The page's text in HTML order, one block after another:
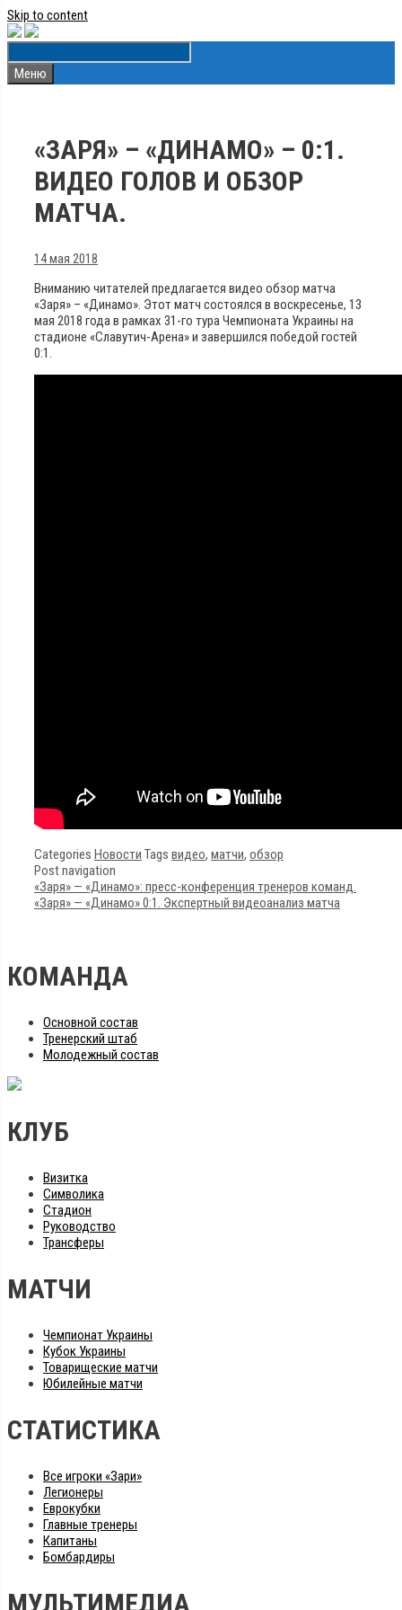
Skip to content
Меню
«ЗАРЯ» – «ДИНАМО» – 0:1.
ВИДЕО ГОЛОВ И ОБЗОР
МАТЧА.
14 мая 2018
Вниманию читателей предлагается видео обзор матча
«Заря» – «Динамо». Этот матч состоялся в воскресенье, 13
мая 2018 года в рамках 31-го тура Чемпионата Украины на
стадионе «Славутич-Арена» и завершился победой гостей
0:1.
Categories Новости Tags видео, матчи, обзор
Post navigation
«Заря» — «Динамо»: пресс-конференция тренеров команд.
«Заря» — «Динамо» 0:1. Экспертный видеоанализ матча
КОМАНДА
Основной состав
Тренерский штаб
Молодежный состав
КЛУБ
Визитка
Символика
Стадион
Руководство
Трансферы
МАТЧИ
Чемпионат Украины
Кубок Украины
Товарищеские матчи
Юбилейные матчи
СТАТИСТИКА
Все игроки «Зари»
Легионеры
Еврокубки
Главные тренеры
Капитаны
Бомбардиры
МУЛЬТИМЕДИА